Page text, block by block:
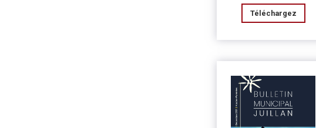
Téléchargez